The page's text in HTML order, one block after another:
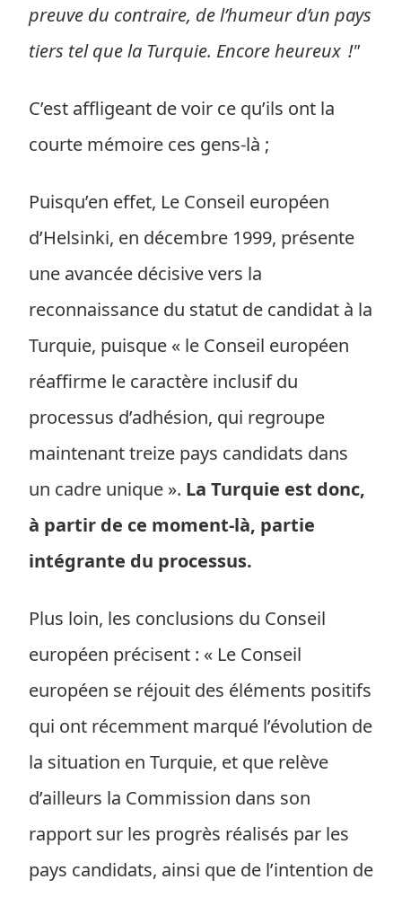
preuve du contraire, de l’humeur d’un pays
tiers tel que la Turquie. Encore heureux !"
C’est affligeant de voir ce qu’ils ont la
courte mémoire ces gens-là ;
Puisqu’en effet, Le Conseil européen
d’Helsinki, en décembre 1999, présente
une avancée décisive vers la
reconnaissance du statut de candidat à la
Turquie, puisque « le Conseil européen
réaffirme le caractère inclusif du
processus d’adhésion, qui regroupe
maintenant treize pays candidats dans
un cadre unique ». La Turquie est donc,
à partir de ce moment-là, partie
intégrante du processus.
Plus loin, les conclusions du Conseil
européen précisent : « Le Conseil
européen se réjouit des éléments positifs
qui ont récemment marqué l’évolution de
la situation en Turquie, et que relève
d’ailleurs la Commission dans son
rapport sur les progrès réalisés par les
pays candidats, ainsi que de l’intention de